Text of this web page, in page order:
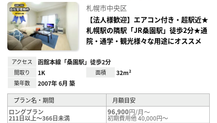
録
札幌市中央区
【法人様歓迎】エアコン付き・超駅近★
札幌駅の隣駅「JR桑園駅」徒歩2分★通
院・通学・観光様々な用途にオススメ
アクセス 函館本線「桑園駅」徒歩2分
間取り 1K 面積 32m²
築年数 2007年 6月 築
プラン名・期間
月額目安
ロングプラン
211日以上～366日未満
96,900円/月～
初期費用他 40,000円～